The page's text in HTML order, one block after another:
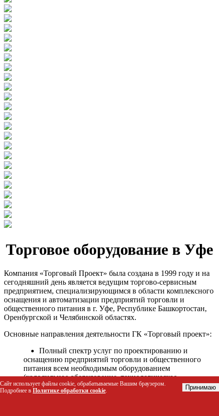
Торговое оборудование в Уфе
Компания «Торговый Проект» была создана в 1999 году и на
сегодняшний день является ведущим торгово-сервисным
предприятием, специализирующимся в области комплексного
оснащения и автоматизации предприятий торговли и
общественного питания в г. Уфе, Республике Башкортостан,
Оренбургской и Челябинской областях.
Основные направления деятельности ГК «Торговый проект»:
Полный спектр услуг по проектированию и
оснащению предприятий торговли и общественного
питания всем необходимым оборудованием
(холодильное оборудование, технологическое
оборудование, стеллажное оборудование и т.д.);
Автоматизация торговых процессов и внедрения
Сайт использует файлы cookie, обрабатываемые Вашим браузером.
Подробнее в Политике обработки cookie. Принимаю